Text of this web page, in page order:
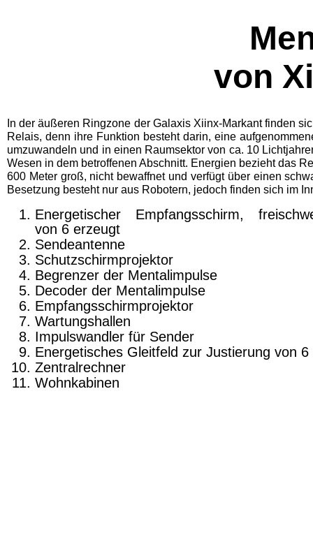
von
In der äußeren Ringzone der Galaxis Xiinx-Markant finden
Relais, denn ihre Funktion besteht darin, eine
umzuwandeln und in einen Raumsektor von ca. 10
Wesen in dem betroffenen Abschnitt. Energien bezieht das
600 Meter groß, nicht bewaffnet und verfügt über einen
Besetzung besteht nur aus Robotern, jedoch finden sich im
Energetischer Empfangsschirm,
von 6 er­zeugt
Sendeantenne
Schutzschirmprojektor
Begrenzer der Mentalimpulse
Decoder der Mentalimpulse
Empfangsschirmprojektor
Wartungshallen
Impulswandler für Sender
Energetisches Gleitfeld zur Justierung von 6
Zentralrechner
Wohnkabinen